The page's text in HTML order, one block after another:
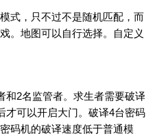
式，只不过不是随机匹配，而
。地图可以自行选择。自定义
和2名监管者。求生者需要破译
才可以开启大门。破译4台密码
码机的破译速度低于普通模